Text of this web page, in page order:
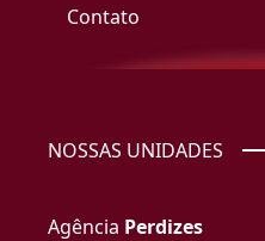
Contato
NOSSAS UNIDADES
Agência Perdizes